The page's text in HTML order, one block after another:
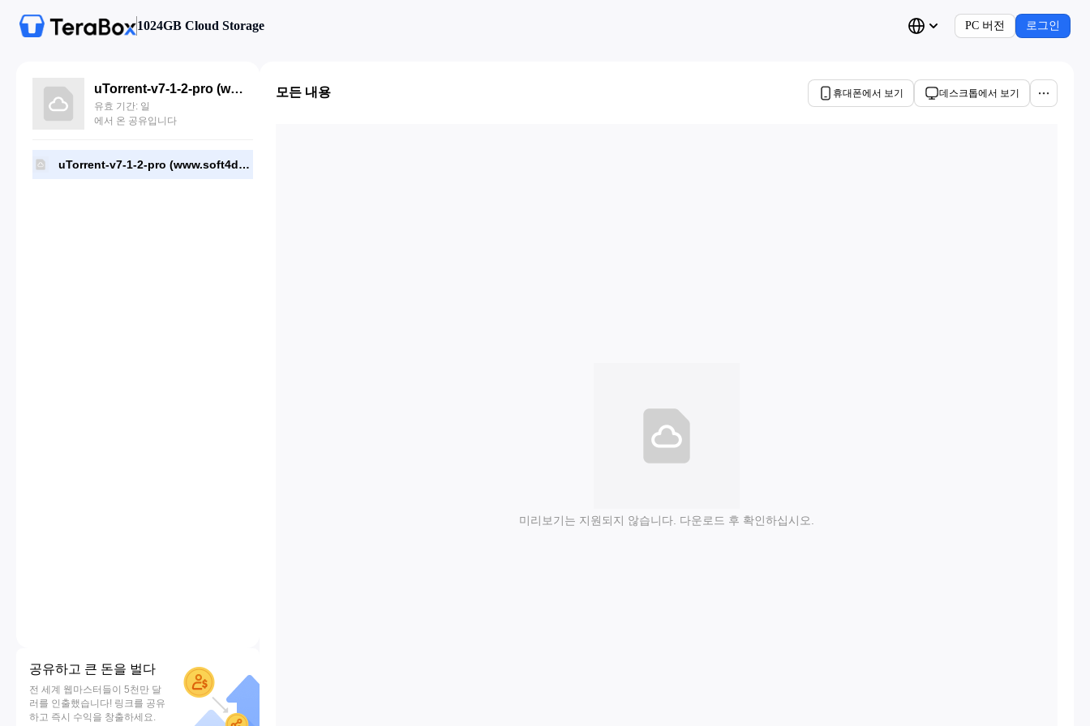
1024GB Cloud Storage PC 버전 로그인
uTorrent-v7-1-2-pro (www.soft4droidapk.ml).apk
유효 기간: 일
에서 온 공유입니다
uTorrent-v7-1-2-pro (www.soft4droidapk.ml).apk
공유하고 큰 돈을 벌다
전 세계 웹마스터들이 5천만 달
러를 인출했습니다! 링크를 공유
하고 즉시 수익을 창출하세요.
모든 내용 휴대폰에서 보기 데스크톱에서 보기
미리보기는 지원되지 않습니다. 다운로드 후 확인하십시오.